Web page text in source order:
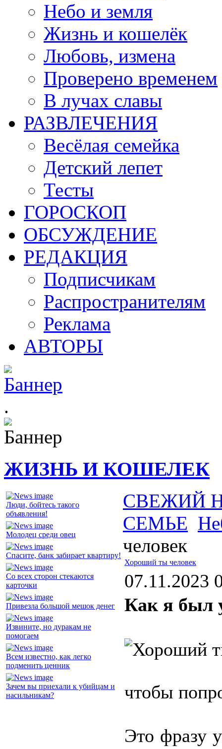
Небо и земля
Жизнь и кошелёк
Любовь, измена
Проверено временем
В лучах славы
РАЗВЛЕЧЕНИЯ
Весёлая семейка
Детский лепет
Тесты
ГОРОСКОП
ОБСУЖДЕНИЕ
РЕДАКЦИЯ
Подписчикам
Распространителям
Реклама
АВТОРЫ
.
ЖИЗНЬ И КОШЕЛЕК
Люди, бойтесь такого
объявления!
Молодец среди овец
Спасите, банк забирает квартиру!
Со всех сторон стекаются
карточки
Привезла большой мешок денег
Извините, но дуракам не
помогаем
Всем известно, как легко
подменить ценник
Зачем вы приехали к убийцам и
насильникам?
СВЕЖИЙ
СЕМЬЕ
человек
Хороший ты человек
07.11.2023
Как я был
чтобы
Это фразу